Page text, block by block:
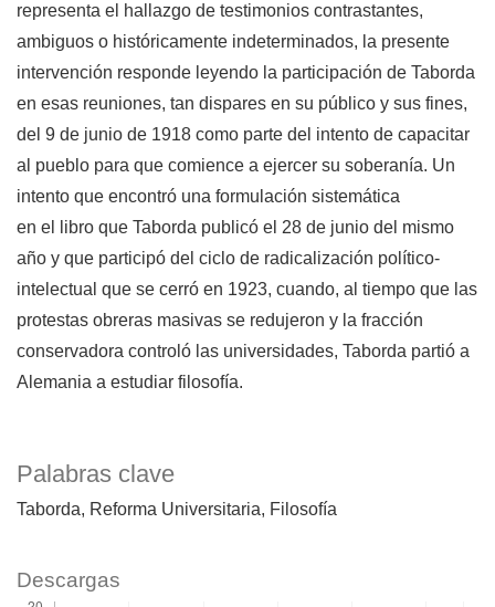
Palabras clave
Taborda Reforma Universitaria Filosofía
representa el hallazgo de testimonios contrastantes,
ambiguos o históricamente indeterminados, la presente
intervención responde leyendo la participación de Taborda
en esas reuniones, tan dispares en su público y sus fines,
del 9 de junio de 1918 como parte del intento de capacitar
al pueblo para que comience a ejercer su soberanía. Un
intento que encontró una formulación sistemática
en el libro que Taborda publicó el 28 de junio del mismo
año y que participó del ciclo de radicalización político-
intelectual que se cerró en 1923, cuando, al tiempo que las
protestas obreras masivas se redujeron y la fracción
conservadora controló las universidades, Taborda partió a
Alemania a estudiar filosofía.
Descargas